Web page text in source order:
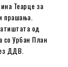
Теарце за
прашања.
од
со Урбан План
ДДВ.